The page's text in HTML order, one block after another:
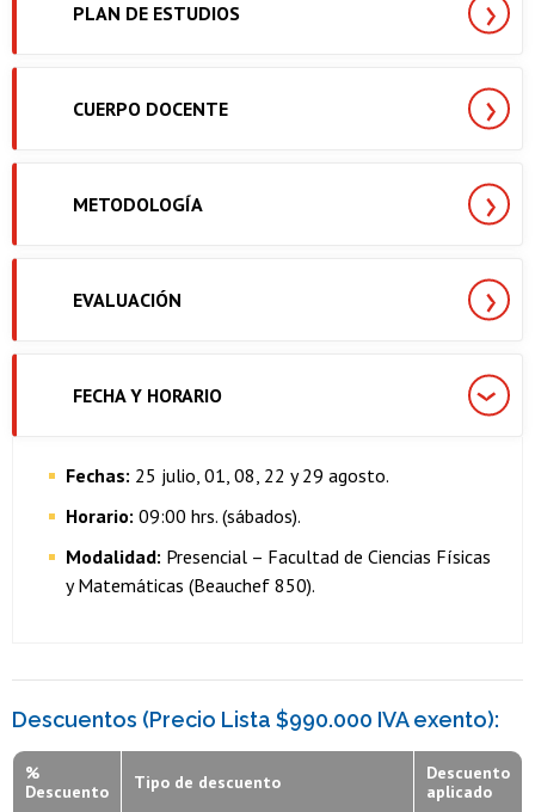
PLAN DE ESTUDIOS
CUERPO DOCENTE
METODOLOGÍA
EVALUACIÓN
FECHA Y HORARIO
Fechas: 25 julio, 01, 08, 22 y 29 agosto.
Horario: 09:00 hrs. (sábados).
Modalidad: Presencial – Facultad de Ciencias Físicas
y Matemáticas (Beauchef 850).
Descuentos (Precio Lista $990.000 IVA exento):
%
Descuento
Tipo de descuento
Descuento
aplicado